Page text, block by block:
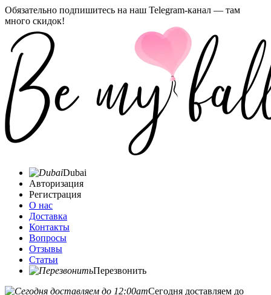
Обязательно подпишитесь на наш Telegram-канал — там
много скидок!
Dubai
Авторизация
Регистрация
О нас
Доставка
Контакты
Вопросы
Отзывы
Статьи
Перезвонить
Сегодня доставляем до